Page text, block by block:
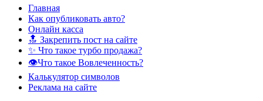
Главная
Как опубликовать авто?
Онлайн касса
🔝 Закрепить пост на сайте
✨ Что такое турбо продажа?
👁️Что такое Вовлеченность?
Калькулятор символов
Реклама на сайте